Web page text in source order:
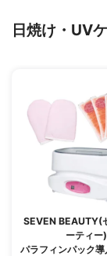
日焼け・UV
SEVEN BEAUTY(
ーティー)
パラフィンパック